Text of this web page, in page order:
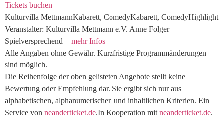
Tickets buchen
Kulturvilla MettmannKabarett, ComedyKabarett, ComedyHighlight
Veranstalter: Kulturvilla Mettmann e.V. Anne Folger
Spielversprechend + mehr Infos
Alle Angaben ohne Gewähr. Kurzfristige Programmänderungen
sind möglich.
Die Reihenfolge der oben gelisteten Angebote stellt keine
Bewertung oder Empfehlung dar. Sie ergibt sich nur aus
alphabetischen, alphanumerischen und inhaltlichen Kriterien. Ein
Service von neanderticket.de.In Kooperation mit neanderticket.de.